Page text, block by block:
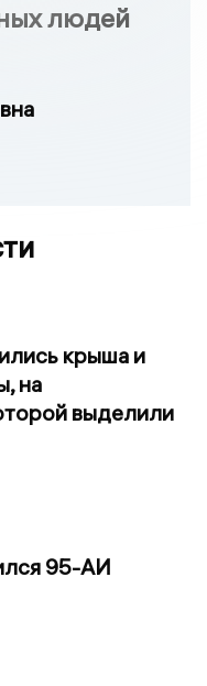
людей
крыша и
на
выделили
95-АИ